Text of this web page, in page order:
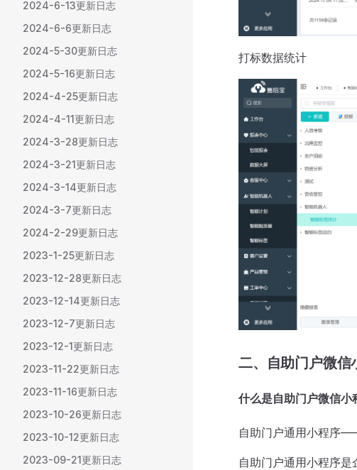
2024-6-13更新日志
2024-6-6更新日志
2024-5-30更新日志
2024-5-16更新日志
2024-4-25更新日志
2024-4-11更新日志
2024-3-28更新日志
2024-3-21更新日志
2024-3-14更新日志
2024-3-7更新日志
2024-2-29更新日志
2023-1-25更新日志
2023-12-28更新日志
2023-12-14更新日志
2023-12-7更新日志
2023-12-1更新日志
2023-11-22更新日志
2023-11-16更新日志
2023-10-26更新日志
2023-10-12更新日志
2023-09-21更新日志
打标数据统计
二、自助门户微信
什么是自助门户微信小
自助门户通用小程序
自助门户通用小程序